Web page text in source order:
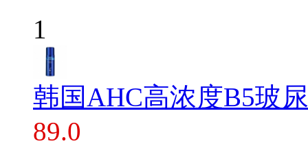
1
韩国AHC高浓度B5玻
89.0